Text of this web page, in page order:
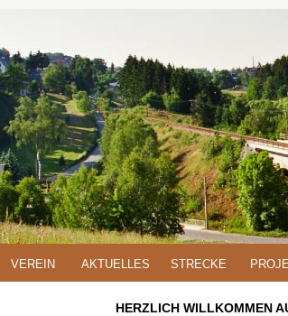
VEREIN AKTUELLES STRECKE
HERZLICH WILLKOMMEN